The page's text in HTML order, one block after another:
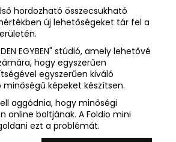
hordozható összecsukható
új lehetőségeket tár fel a
EGYBEN" stúdió, amely lehetővé
hogy egyszerűen
egyszerűen kiváló
képeket készítsen.
aggódnia, hogy minőségi
online boltjának. A Foldio mini
ezt a problémát.